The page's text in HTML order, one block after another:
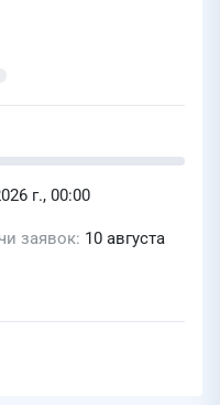
г., 00:00
заявок 10 августа